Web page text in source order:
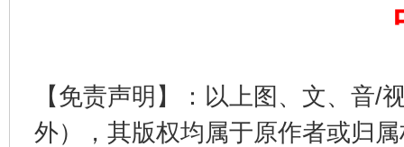
【免责声明】：以上图、文、音/
外），其版权均属于原作者或归